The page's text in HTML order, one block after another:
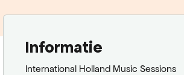
Informatie
International Holland Music Sessions